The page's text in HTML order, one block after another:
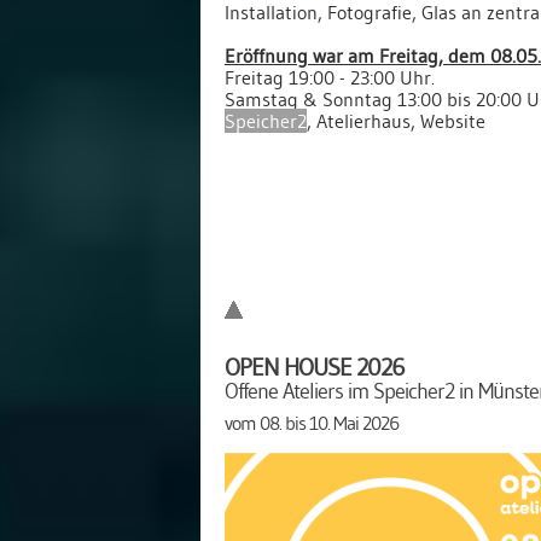
Installation, Fotografie, Glas an
Eröffnung war am Freitag, dem
Freitag 19:00 - 23:00 Uhr.
Samstag & Sonntag 13:00 bis 20:00
Speicher2, Atelierhaus, Website
OPEN HOUSE 2026
Offene Ateliers im Speicher2 in
vom 08. bis 10. Mai 2026